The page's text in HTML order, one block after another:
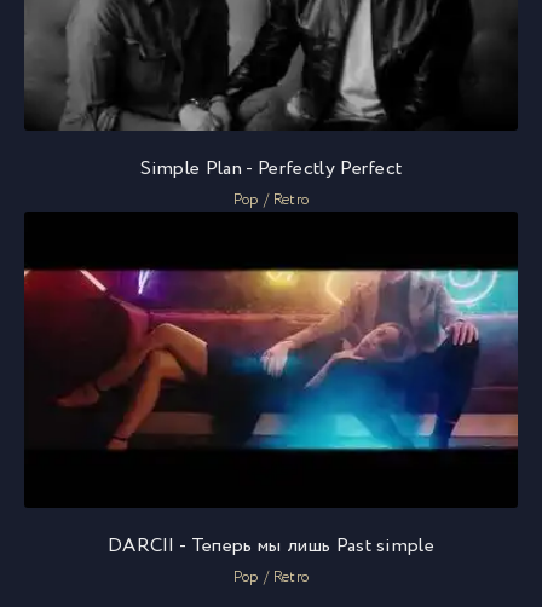
Simple Plan - Perfectly Perfect
Pop / Retro
DARCII - Теперь мы лишь Past simple
Pop / Retro